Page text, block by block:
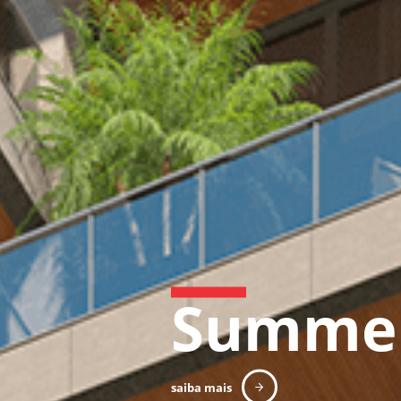
Aston
saiba mais